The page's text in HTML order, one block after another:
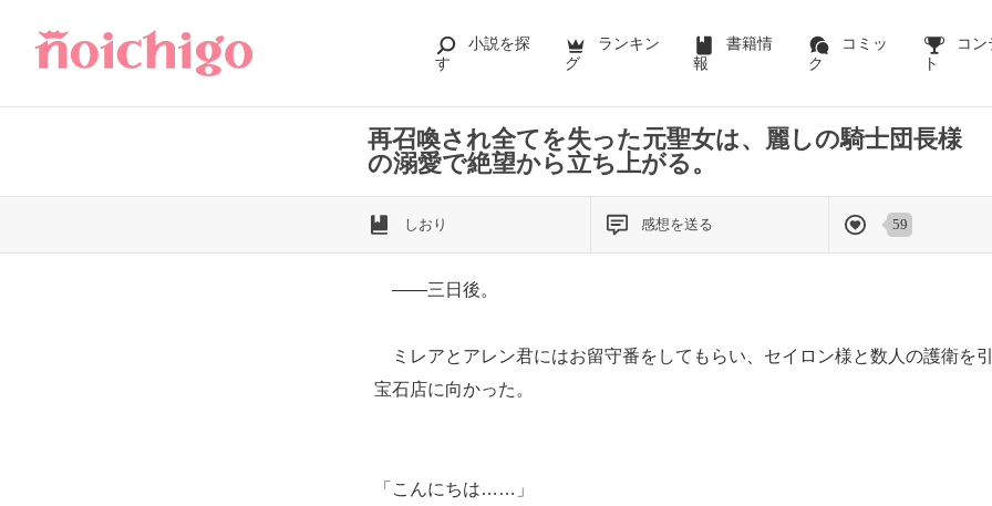
小説を探
す
ランキン
グ
書籍情
報
コミッ
ク
コン
ト
再召喚され全てを失った元聖女は、麗しの騎士団長様
の溺愛で絶望から立ち上がる。
しおり 感想を送る 59
前のページを表示する
得体の知れない不安
――三日後。
ミレアとアレン君にはお留守番をしてもらい、セイロン様と数人の護衛を
宝石店に向かった。
「こんにちは……」